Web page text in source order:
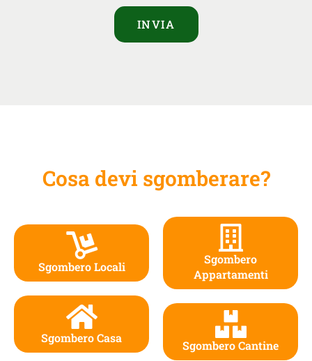
INVIA
Cosa devi sgomberare?
Sgombero Locali
Sgombero Casa
Sgombero
Appartamenti
Sgombero Cantine